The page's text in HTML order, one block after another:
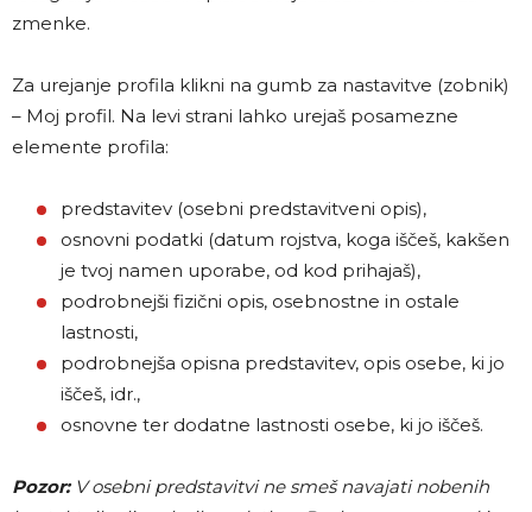
zmenke.
Za urejanje profila klikni na gumb za nastavitve (zobnik)
– Moj profil. Na levi strani lahko urejaš posamezne
elemente profila:
predstavitev (osebni predstavitveni opis),
osnovni podatki (datum rojstva, koga iščeš, kakšen
je tvoj namen uporabe, od kod prihajaš),
podrobnejši fizični opis, osebnostne in ostale
lastnosti,
podrobnejša opisna predstavitev, opis osebe, ki jo
iščeš, idr.,
osnovne ter dodatne lastnosti osebe, ki jo iščeš.
Pozor:V osebni predstavitvi ne smeš navajati nobenih